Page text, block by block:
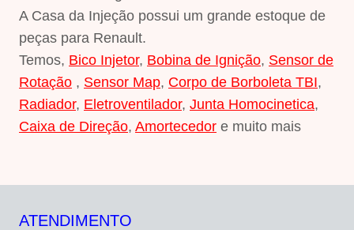
A Casa da Injeção possui um grande estoque de
peças para Renault.
Temos, Bico Injetor, Bobina de Ignição, Sensor de
Rotação , Sensor Map, Corpo de Borboleta TBI,
Radiador, Eletroventilador, Junta Homocinetica,
Caixa de Direção, Amortecedor e muito mais
ATENDIMENTO